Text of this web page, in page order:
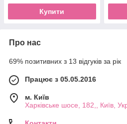
Купити
Про нас
69% позитивних з 13 відгуків за рік
Працює з 05.05.2016
м. Київ
Харківське шосе, 182,, Київ,